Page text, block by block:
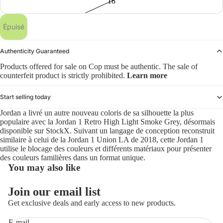
Épuisé
Authenticity Guaranteed
Products offered for sale on Cop must be authentic. The sale of
counterfeit product is strictly prohibited. Learn more
Start selling today
Jordan a livré un autre nouveau coloris de sa silhouette la plus
populaire avec la Jordan 1 Retro High Light Smoke Grey, désormais
disponible sur StockX. Suivant un langage de conception reconstruit
similaire à celui de la Jordan 1 Union LA de 2018, cette Jordan 1
utilise le blocage des couleurs et différents matériaux pour présenter
des couleurs familières dans un format unique.
You may also like
Join our email list
Get exclusive deals and early access to new products.
Politique de confidentialité